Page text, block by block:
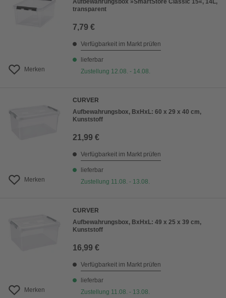
Merken
Aufbewahrungsbox »SmartStore Classic 15«, 14L,
transparent
7,79 €
Verfügbarkeit im Markt prüfen
lieferbar
Zustellung 12.08. - 14.08.
Merken
CURVER
Aufbewahrungsbox, BxHxL: 60 x 29 x 40 cm,
Kunststoff
21,99 €
Verfügbarkeit im Markt prüfen
lieferbar
Zustellung 11.08. - 13.08.
Merken
CURVER
Aufbewahrungsbox, BxHxL: 49 x 25 x 39 cm,
Kunststoff
16,99 €
Verfügbarkeit im Markt prüfen
lieferbar
Zustellung 11.08. - 13.08.